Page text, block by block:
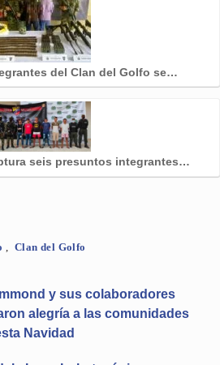
del Clan del Golfo se…
seis presuntos integrantes…
, Clan del Golfo
y sus colaboradores
alegría a las comunidades
Navidad